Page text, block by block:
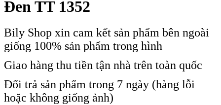
Đen TT 1352
Bily Shop xin cam kết sản phẩm bên ngoài
giống 100% sản phẩm trong hình
Giao hàng thu tiền tận nhà trên toàn quốc
Đổi trả sản phẩm trong 7 ngày (hàng lỗi
hoặc không giống ảnh)